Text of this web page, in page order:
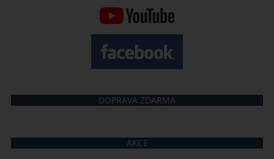
DOPRAVA ZDARMA
AKCE